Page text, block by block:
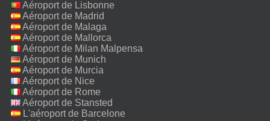
Aéroport de Lisbonne
Aéroport de Madrid
Aéroport de Malaga
Aéroport de Mallorca
Aéroport de Milan Malpensa
Aéroport de Munich
Aéroport de Murcia
Aéroport de Nice
Aéroport de Rome
Fiumicino
Aéroport de Stansted
L'aéroport de Barcelone